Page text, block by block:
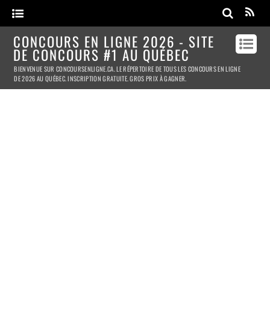
CONCOURS EN LIGNE 2026 - SITE
DE CONCOURS #1 AU QUÉBEC
BIENVENUE SUR CONCOURSENLIGNE.CA. LE RÉPERTOIRE DE TOUS LES CONCOURS EN LIGNE
DE 2026 AU QUÉBEC. INSCRIPTION GRATUITE. GROS PRIX À GAGNER.